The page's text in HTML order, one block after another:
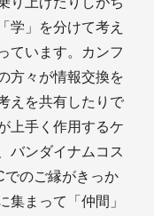
学」を分けて考え
ています。カンフ
方々が情報交換を
えを共有したりで
上手く作用するケ
バンダイナムコス
でのご縁がきっか
集まって「仲間」